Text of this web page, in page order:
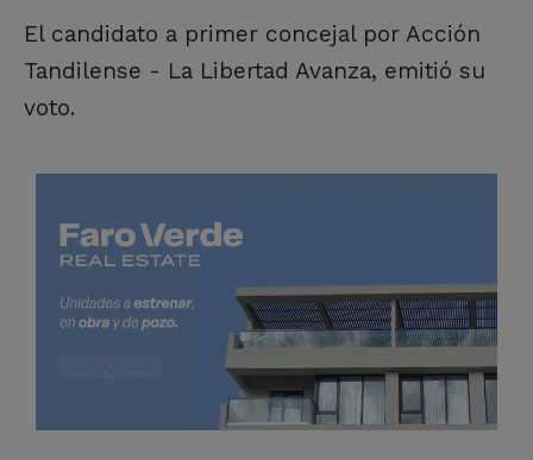
El candidato a primer concejal por Acción
Tandilense - La Libertad Avanza, emitió su
voto.